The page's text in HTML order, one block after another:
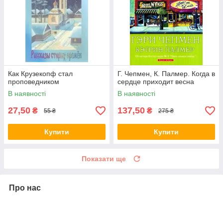
Как Крузекопф стал
проповедником
В наявності
27,50 ₴ 55 ₴
Купити
Г. Чепмен, К. Палмер. Когда в
сердце приходит весна
В наявності
137,50 ₴ 275 ₴
Купити
Показати ще
Про нас